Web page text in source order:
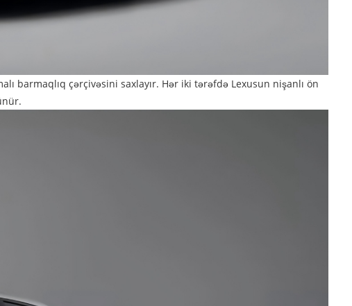
barmaqlıq çərçivəsini saxlayır. Hər iki tərəfdə Lexusun nişanlı ön